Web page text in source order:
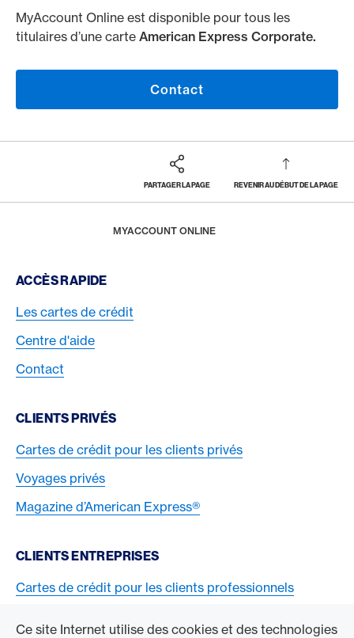
Ce site Internet utilise des cookies et des technologies
MyAccount Online est disponible pour tous les
titulaires d’une carte American Express Corporate.
Contact
PARTAGER LA PAGE REVENIR AU DÉBUT DE LA PAGE
MYACCOUNT ONLINE
Footer Navigation
ACCÈS RAPIDE
Les cartes de crédit
Centre d'aide
Contact
CLIENTS PRIVÉS
Cartes de crédit pour les clients privés
Voyages privés
Magazine d’American Express®
CLIENTS ENTREPRISES
Cartes de crédit pour les clients professionnels